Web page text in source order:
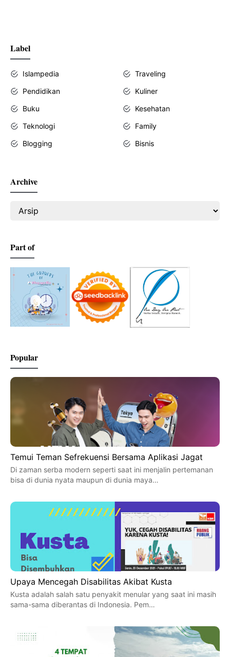
Label
Islampedia
Traveling
Pendidikan
Kuliner
Buku
Kesehatan
Teknologi
Family
Blogging
Bisnis
Archive
Part of
Popular
Temui Teman Sefrekuensi Bersama Aplikasi Jagat
Di zaman serba modern seperti saat ini menjalin pertemanan
bisa di dunia nyata maupun di dunia maya…
Upaya Mencegah Disabilitas Akibat Kusta
Kusta adalah salah satu penyakit menular yang saat ini masih
sama-sama diberantas di Indonesia. Pem…